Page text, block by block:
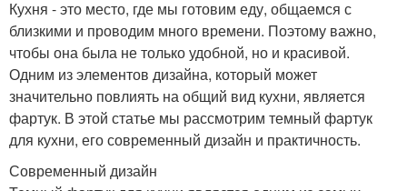
Кухня - это место, где мы готовим еду, общаемся с
близкими и проводим много времени. Поэтому важно,
чтобы она была не только удобной, но и красивой.
Одним из элементов дизайна, который может
значительно повлиять на общий вид кухни, является
фартук. В этой статье мы рассмотрим темный фартук
для кухни, его современный дизайн и практичность.
Современный дизайн